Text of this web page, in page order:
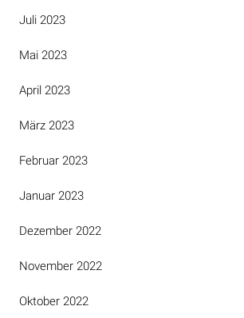
Juli 2023
Mai 2023
April 2023
März 2023
Februar 2023
Januar 2023
Dezember 2022
November 2022
Oktober 2022